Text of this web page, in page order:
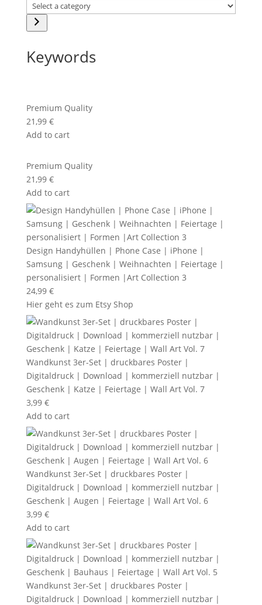
Select
a
category
Keywords
Premium Quality
21,99 €
Add to cart
Premium Quality
21,99 €
Add to cart
Design Handyhüllen | Phone Case | iPhone |
Samsung | Geschenk | Weihnachten | Feiertage |
personalisiert | Formen |Art Collection 3
24,99 €
Hier geht es zum Etsy Shop
Wandkunst 3er-Set | druckbares Poster |
Digitaldruck | Download | kommerziell nutzbar |
Geschenk | Katze | Feiertage | Wall Art Vol. 7
3,99 €
Add to cart
Wandkunst 3er-Set | druckbares Poster |
Digitaldruck | Download | kommerziell nutzbar |
Geschenk | Augen | Feiertage | Wall Art Vol. 6
3,99 €
Add to cart
Wandkunst 3er-Set | druckbares Poster |
Digitaldruck | Download | kommerziell nutzbar |